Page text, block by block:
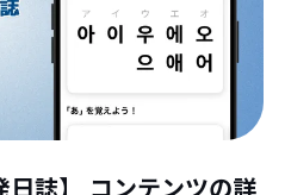
日誌】 コンテンツの詳